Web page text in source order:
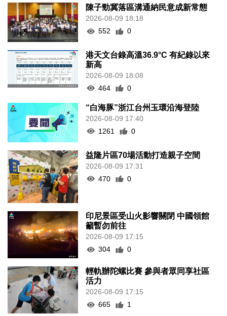
陳子勁冀落區溝通納民意成新常態
2026-08-09 18:18
552
0
港天文台錄高溫36.9°C 有紀錄以來
新高
2026-08-09 18:08
464
0
“白海豚”浙江台州玉環沿海登陸
2026-08-09 17:40
1261
0
益隆片區70場活動打造親子空間
2026-08-09 17:31
470
0
印尼景區受山火影響關閉 中國領館
籲暫勿前往
2026-08-09 17:15
304
0
輕軌辦陀螺比賽 參與者眾同享社區
活力
2026-08-09 17:15
665
1